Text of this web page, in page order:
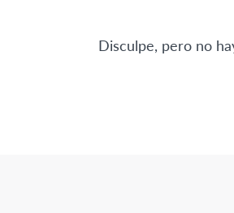
Disculpe, pero no